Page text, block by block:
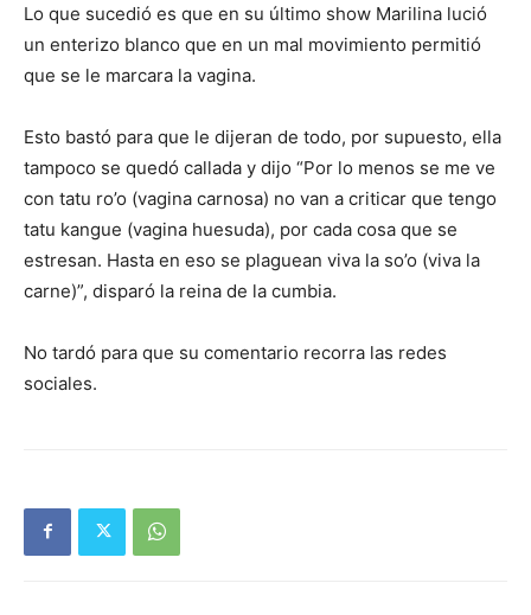
Lo que sucedió es que en su último show Marilina lució
un enterizo blanco que en un mal movimiento permitió
que se le marcara la vagina.
Esto bastó para que le dijeran de todo, por supuesto, ella
tampoco se quedó callada y dijo “Por lo menos se me ve
con tatu ro’o (vagina carnosa) no van a criticar que tengo
tatu kangue (vagina huesuda), por cada cosa que se
estresan. Hasta en eso se plaguean viva la so’o (viva la
carne)”, disparó la reina de la cumbia.
No tardó para que su comentario recorra las redes
sociales.